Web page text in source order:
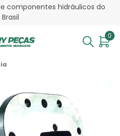
componentes hidráulicos do
Brasil
0